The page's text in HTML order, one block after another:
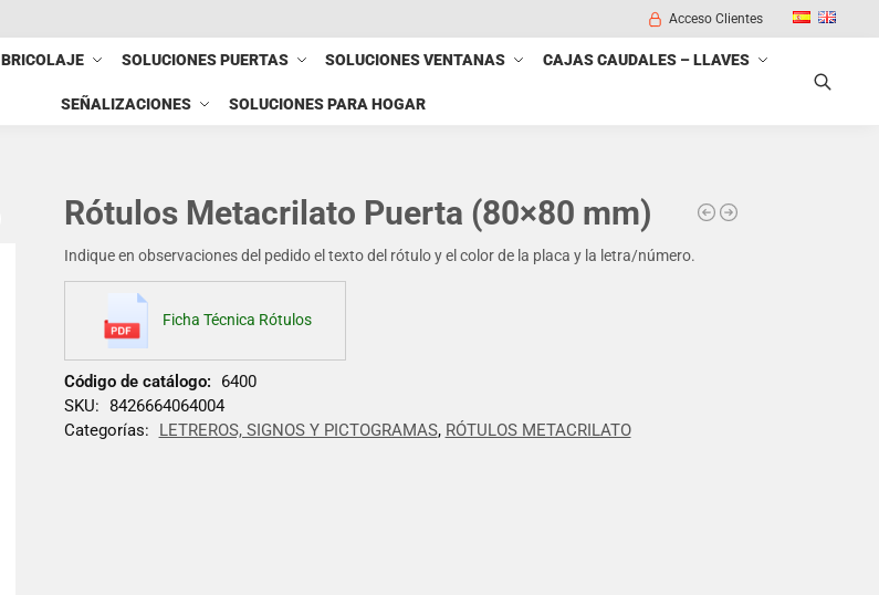
Acceso Clientes
BRICOLAJE SOLUCIONES PUERTAS SOLUCIONES VENTANAS CAJAS CAUDALES – LLAVES
SEÑALIZACIONES SOLUCIONES PARA HOGAR
Rótulos Metacrilato Puerta (80×80 mm)
Código de catálogo:
6400
SKU: 8426664064004
Categorías:
LETREROS, SIGNOS Y PICTOGRAMAS, RÓTULOS METACRILATO
Indique en observaciones del pedido el texto del rótulo y el color de la placa y la letra/número.
Ficha Técnica Rótulos